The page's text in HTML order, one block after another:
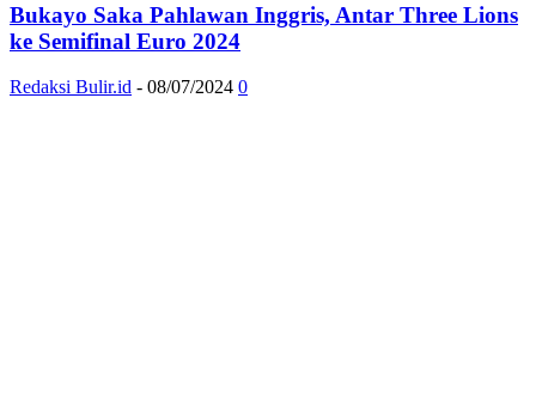
Bukayo Saka Pahlawan Inggris, Antar Three Lions
ke Semifinal Euro 2024
Redaksi Bulir.id - 08/07/2024 0